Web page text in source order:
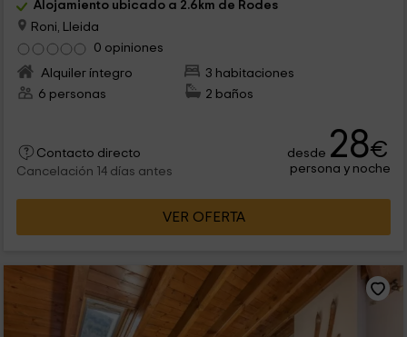
Alojamiento ubicado a 2.6km de Rodes
Roni, Lleida
0 opiniones
Alquiler íntegro
3 habitaciones
6 personas
2 baños
Contacto directo
Cancelación 14 días antes
desde 28€
persona y noche
VER OFERTA